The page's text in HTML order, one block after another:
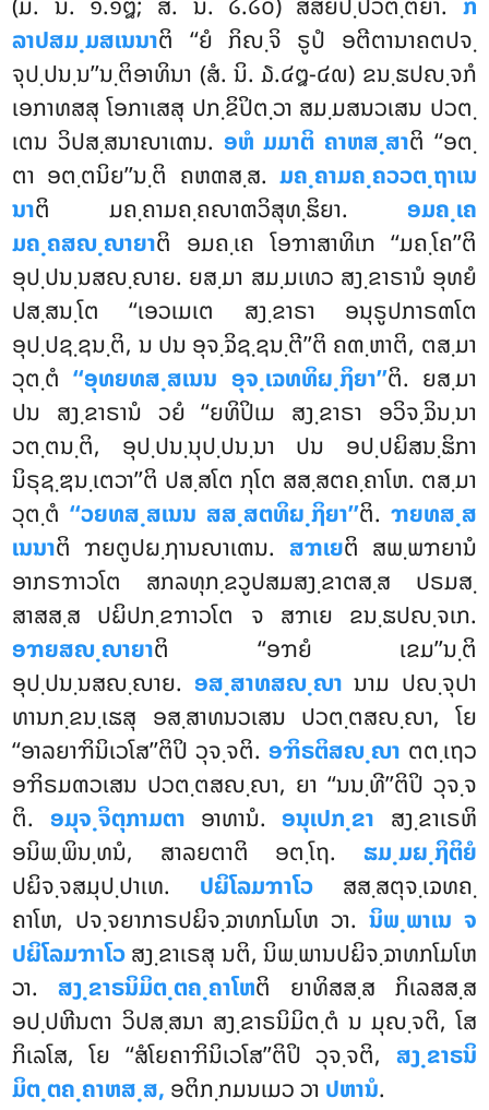
ລາປສມ຺ມສເນນາຕິ ‘‘ຍໍ ກິຎ຺ຈິ ຣູປໍ ອຕີຕານາຄຕປຈ຺
ຈຸປ຺ປນ຺ນ’’ນ຺ຕິອາທິນາ (ສໍ. ນິ. ໓.໔໘-໔໙) ຂນ຺ຘປຎ຺ຈກໍ
ເອກາທສສຸ ໂອກາເສສຸ ປກ຺ຂິປິຕ຺ວາ ສມ຺ມສນວເສນ ປວຕ຺
ເຕນ ວິປສ຺ສນາຎາເຓນ. ອຫໍ ມມາຕິ ຄາຫສ຺ສາຕິ ‘‘ອຕ຺
ຕາ ອຕ຺ຕນິຍ’’ນ຺ຕິ ຄຫຓສ຺ສ. ມຄ຺ຄາມຄ຺ຄວວຕ຺ຖາເນ
ນາຕິ ມຄ຺ຄາມຄ຺ຄຎາຓວິສຸທ຺ຘິຍາ. ອມຄ຺ເຄ
ມຄ຺ຄສຎ຺ຎາຍາຕິ ອມຄ຺ເຄ ໂອຠາສາທິເກ ‘‘ມຄ຺ໂຄ’’ຕິ
ອຸປ຺ປນ຺ນສຎ຺ຎາຍ. ຍສ຺ມາ ສມ຺ມເທວ ສງ຺ຂາຣານໍ ອຸທຍໍ
ປສ຺ສນ຺ໂຕ ‘‘ເອວເມເຕ ສງ຺ຂາຣາ ອນຸຣູປກາຣຓໂຕ
ອຸປ຺ປຊ຺ຊນ຺ຕິ, ນ ປນ ອຸຈ຺ຉິຊ຺ຊນ຺ຕີ’’ຕິ ຄຓ຺ຫາຕິ, ຕສ຺ມາ
ວຸຕ຺ຕໍ‘‘ອຸທຍທສ຺ສເນນ ອຸຈ຺ເຉທທິຏ຺ຐິຍາ’’ຕິ. ຍສ຺ມາ
ປນ ສງ຺ຂາຣານໍ ວຍໍ ‘‘ຍທິປິເມ ສງ຺ຂາຣາ ອວິຈ຺ຉິນ຺ນາ
ວຕ຺ຕນ຺ຕິ, ອຸປ຺ປນ຺ນຸປ຺ປນ຺ນາ ປນ ອປ຺ປຏິສນ຺ຘິກາ
ນິຣຸຊ຺ຌນ຺ເຕວາ’’ຕິ ປສ຺ສໂຕ ກຸໂຕ ສສ຺ສຕຄ຺ຄາໂຫ. ຕສ຺ມາ
ວຸຕ຺ຕໍ‘‘ວຍທສ຺ສເນນ ສສ຺ສຕທິຏ຺ຐິຍາ’’ຕິ. ຠຍທສ຺ສ
ເນນາຕິ ຠຍຕູປຏ຺ຐານຎາເຓນ. ສຠເຍຕິ ສພ຺ພຠຍານໍ
ອາກຣຠາວໂຕ ສກລທຸກ຺ຂວູປສມສງ຺ຂາຕສ຺ສ ປຣມສ຺
ສາສສ຺ສ ປຏິປກ຺ຂຠາວໂຕ ຈ ສຠເຍ ຂນ຺ຘປຎ຺ຈເກ.
ອຠຍສຎ຺ຎາຍາຕິ ‘‘ອຠຍໍ ເຂມ’’ນ຺ຕິ
ອຸປ຺ປນ຺ນສຎ຺ຎາຍ. ອສ຺ສາທສຎ຺ຎາ ນາມ ປຎ຺ຈຸປາ
ທານກ຺ຂນ຺ເຘສຸ ອສ຺ສາທນວເສນ ປວຕ຺ຕສຎ຺ຎາ, ໂຍ
‘‘ອາລຍາຠິນິເວໂສ’’ຕິປິ ວຸຈ຺ຈຕິ. ອຠິຣຕິສຎ຺ຎາ ຕຕ຺ເຖວ
ອຠິຣມຓວເສນ ປວຕ຺ຕສຎ຺ຎາ, ຍາ ‘‘ນນ຺ທີ’’ຕິປິ ວຸຈ຺ຈ
ຕິ. ອມຸຈ຺ຈິຕຸກາມຕາ ອາທານໍ. ອນຸເປກ຺ຂາ ສງ຺ຂາເຣຫິ
ອນິພ຺ພິນ຺ທນໍ, ສາລຍຕາຕິ ອຕ຺ໂຖ. ຘມ຺ມຏ຺ຐິຕິຍໍ
ປຏິຈ຺ຈສມຸປ຺ປາເທ. ປຏິໂລມຠາໂວ ສສ຺ສຕຸຈ຺ເຉທຄ຺
ຄາໂຫ, ປຈ຺ຈຍາກາຣປຏິຈ຺ຉາທກໂມໂຫ ວາ. ນິພ຺ພາເນ ຈ
ປຏິໂລມຠາໂວສງ຺ຂາເຣສຸ ນຕິ, ນິພ຺ພານປຏິຈ຺ຉາທກໂມໂຫ
ວາ.ສງ຺ຂາຣນິມິຕ຺ຕຄ຺ຄາໂຫຕິ ຍາທິສສ຺ສ ກິເລສສ຺ສ
ອປ຺ປຫີນຕາ ວິປສ຺ສນາ ສງ຺ຂາຣນິມິຕ຺ຕໍ ນ ມຸຎ຺ຈຕິ, ໂສ
ກິເລໂສ, ໂຍ ‘‘ສໍໂຍຄາຠິນິເວໂສ’’ຕິປິ ວຸຈ຺ຈຕິ, ສງ຺ຂາຣນິ
ມິຕ຺ຕຄ຺ຄາຫສ຺ສ, ອຕິກ຺ກມນເມວ ວາ ປຫານໍ.